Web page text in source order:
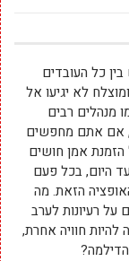
כל העובדים
לא יגיעו אל
מנהלים רבים
אם אתם מחפשים
אמן חושים
היום, בכל פעם
הזאת. מה
רעיונות לערב
להיות חוויה אחרת,
הדילמה?